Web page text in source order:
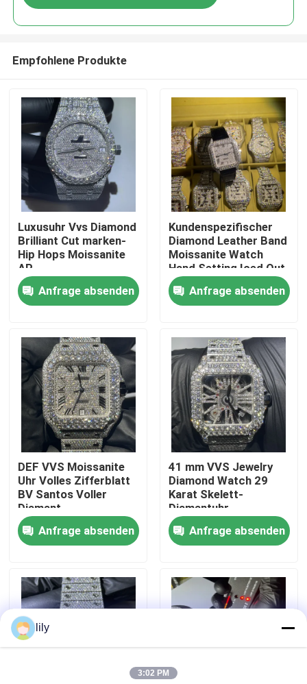
Haus
Über uns
Fabrik-Ausflug
Qualitätskontrolle
Treten Sie mit uns in Verbindung
Nachrichten
Fälle
Fordern Sie ein Zitat
Moissanite Diamond Watch
Empfohlene Produkte
Luxusuhr Vvs Diamond
Brilliant Cut marken-
Hip Hops Moissanite
AP
Anfrage absenden
Kundenspezifischer
Diamond Leather Band
Moissanite Watch
Hand Setting Iced Out
3EX
Anfrage absenden
DEF VVS Moissanite
Uhr Volles Zifferblatt
BV Santos Voller
Diamant
Anfrage absenden
41 mm VVS Jewelry
Diamond Watch 29
Karat Skelett-
Diamantuhr
Anfrage absenden
lily
3:02 PM